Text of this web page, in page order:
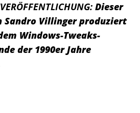
Dieser
Sandro Villinger produziert
Windows-Tweaks-
der 1990er Jahre